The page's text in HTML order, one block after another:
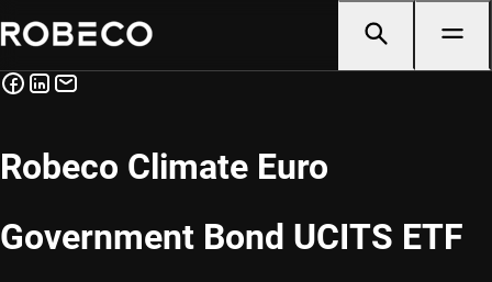
Robeco Climate Euro
Government Bond UCITS ETF